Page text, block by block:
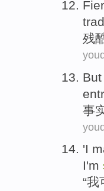
残
事
'I
I'm
“我